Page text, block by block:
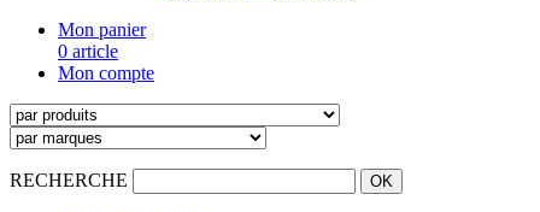
Mon panier
0 article
Mon compte
RECHERCHE